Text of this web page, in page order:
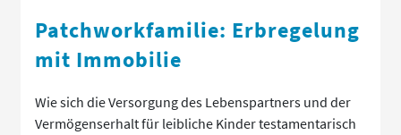
Patchworkfamilie: Erbregelung
mit Immobilie
Wie sich die Versorgung des Lebenspartners und der
Vermögenserhalt für leibliche Kinder testamentarisch